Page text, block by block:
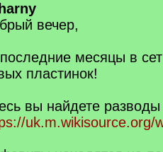
вечер,
месяцы в
пластинок!
вы найдете разводы
uk.m.wikisource.org/